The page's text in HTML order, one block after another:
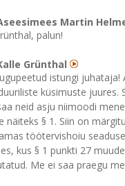
Martin
palun!
Grünthal
istungi
küsimuste juures.
neid asju niimoodi
näiteks § 1. Siin on
töötervishoiu
kus § 1 punkti 27
Me ei saa praegu